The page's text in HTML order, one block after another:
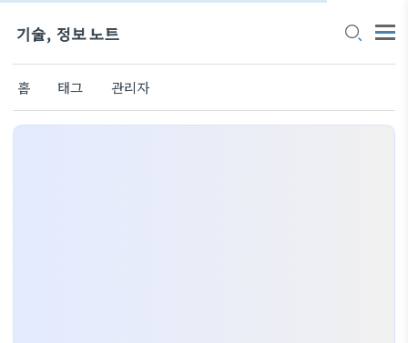
기술, 정보 노트
홈 태그 관리자